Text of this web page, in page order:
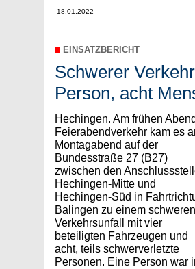
18.01.2022
EINSATZBERICHT
Schwerer
Person, acht
Hechingen. Am frühen
Feierabendverkehr kam es
Montagabend auf der
Bundesstraße 27 (B27)
zwischen den
Hechingen-Mitte und
Hechingen-Süd in
Balingen zu einem schweren
Verkehrsunfall mit vier
beteiligten Fahrzeugen und
acht, teils schwerverletzte
Personen. Eine Person war